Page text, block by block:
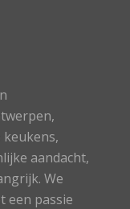
aandacht,
We
een passie